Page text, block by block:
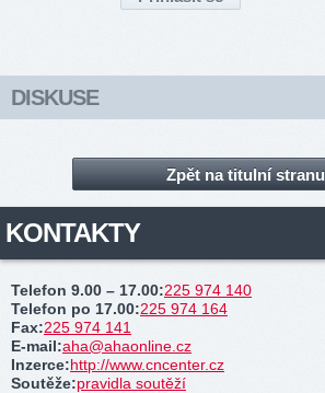
DISKUSE
Zpět na titulní stranu
KONTAKTY
Telefon 9.00 – 17.00:225 974 140
Telefon po 17.00:225 974 164
Fax:225 974 141
E-mail:aha@ahaonline.cz
Inzerce:http://www.cncenter.cz
Soutěže:pravidla soutěží